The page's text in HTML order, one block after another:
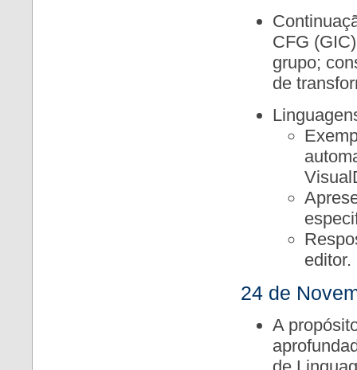
CFG
grupo;
de
editor.
24 de
A